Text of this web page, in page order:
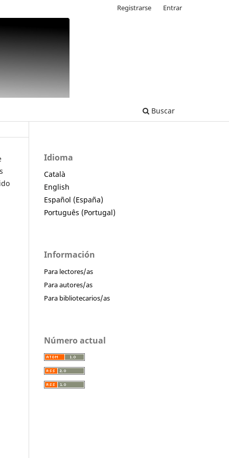
Buscar
Registrarse Entrar
Idioma
Català
English
Español (España)
Português (Portugal)
Información
Para lectores/as
Para autores/as
Para bibliotecarios/as
Número actual